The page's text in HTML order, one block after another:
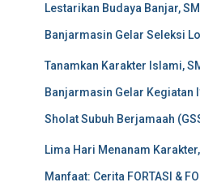
Lestarikan Budaya Banjar,
Banjarmasin Gelar Seleksi
Tanamkan Karakter Islami,
Banjarmasin Gelar Kegiatan
Sholat Subuh Berjamaah
Lima Hari Menanam
Manfaat: Cerita FORTASI &